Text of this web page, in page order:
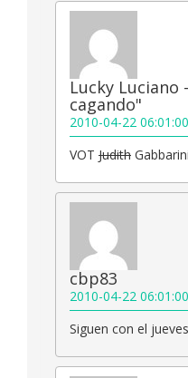
Lucky Luciano
cagando"
2010-04-22 06:01:00
VOT Judith
cbp83
2010-04-22 06:01:00
Siguen con el